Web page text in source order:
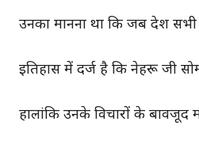
उनका मानना था कि जब देश सभी
इतिहास में दर्ज है कि नेहरू जी
हालांकि उनके विचारों के बावजूद